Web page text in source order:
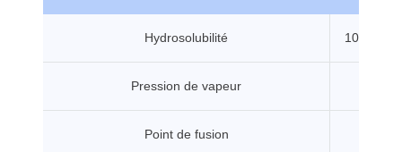
Hydrosolubilité 100000
Pression de vapeur
Point de fusion